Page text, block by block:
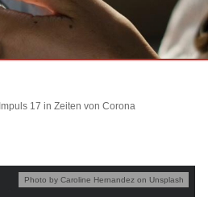
Impuls 17 in Zeiten von Corona
Photo by Caroline Hernandez on Unsplash